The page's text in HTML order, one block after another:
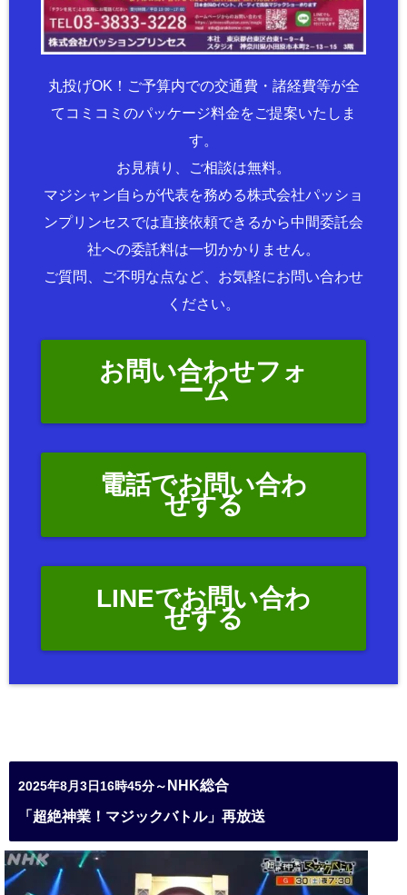
丸投げOK！ご予算内での交通費・諸経費等が全
てコミコミのパッケージ料金をご提案いたしま
す。
お見積り、ご相談は無料。
マジシャン自らが代表を務める株式会社パッショ
ンプリンセスでは直接依頼できるから中間委託会
社への委託料は一切かかりません。
ご質問、ご不明な点など、お気軽にお問い合わせ
ください。
お問い合わせフォ
ーム
電話でお問い合わ
せする
LINEでお問い合わ
せする
2025年8月3日16時45分～ NHK総合
「超絶神業！マジックバトル」再放送